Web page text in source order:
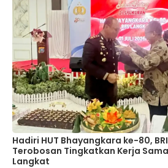
Hadiri HUT Bhayangkara ke-80,
Terobosan Tingkatkan Kerja
Langkat